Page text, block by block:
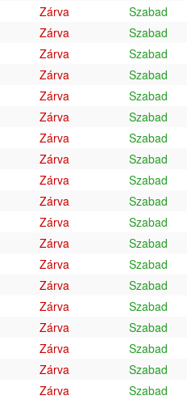
Zárva Szabad
Zárva Szabad
Zárva Szabad
Zárva Szabad
Zárva Szabad
Zárva Szabad
Zárva Szabad
Zárva Szabad
Zárva Szabad
Zárva Szabad
Zárva Szabad
Zárva Szabad
Zárva Szabad
Zárva Szabad
Zárva Szabad
Zárva Szabad
Zárva Szabad
Zárva Szabad
Zárva Szabad